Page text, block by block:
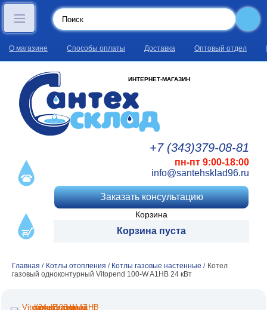
О магазине Способы оплаты Доставка Оптовый отдел
ИНТЕРНЕТ-МАГАЗИН
+7 (343)379-08-81
пн-пт 9:00-18:00
info@santehsklad96.ru
Заказать консультацию
Корзина
Корзина пуста
Главная / Котлы отопления / Котлы газовые настенные / Котел
газовый одноконтурный Vitopend 100-W A1HB 24 кВт